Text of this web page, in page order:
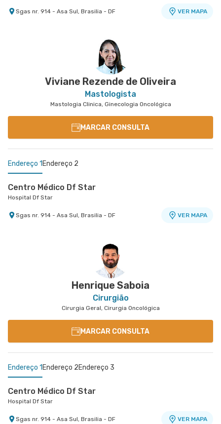
Sgas nr. 914 - Asa Sul, Brasilia - DF VER MAPA
Shls nr. 716 Conj. A Bloco B Edifício Ohb - Asa Sul,
Viviane Rezende de Oliveira
Mastologista
Mastologia Clinica, Ginecologia Oncológica
MARCAR CONSULTA
Endereço 1 Endereço 2
Centro Médico Df Star
Hospital Df Star
Sgas nr. 914 - Asa Sul, Brasilia - DF VER MAPA
Shls nr. 716 Conj. A Bloco B Edifício Ohb - Asa Sul,
Henrique Saboia
Cirurgião
Cirurgia Geral, Cirurgia Oncológica
MARCAR CONSULTA
Endereço 1 Endereço 2Endereço 3
Centro Médico Df Star
Hospital Df Star
Sgas nr. 914 - Asa Sul, Brasilia - DF VER MAPA